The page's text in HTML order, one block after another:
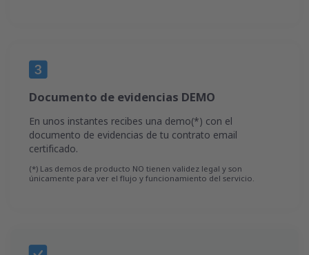
Documento de evidencias DEMO
En unos instantes recibes una demo(*) con el
documento de evidencias de tu contrato email
certificado.
(*) Las demos de producto NO tienen validez legal y son
únicamente para ver el flujo y funcionamiento del servicio.